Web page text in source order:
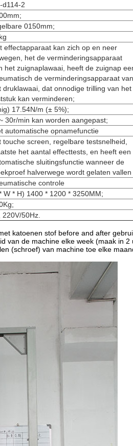
d114-2
0150mm;
effectapparaat kan zich op en neer
het de verminderingsapparaat
het zuignaplawaai, heeft de zuignap
de verminderingsapparaat van
druklawaai, dat onnodige trilling van het
kan verminderen;
17.54N/m (± 5%);
30r/min kan worden aangepast;
automatische opnamefunctie
touche screen, regelbare testsnelheid,
het aantal effecttests, en heeft een
sluitingsfunctie wanneer de
halverwege wordt gelaten vallen
controle
W * H) 1400 * 1200 * 3250MM;
220V/50Hz.
katoenen stof before and after
van de machine elke week (maak in
(schroef) van machine toe elke